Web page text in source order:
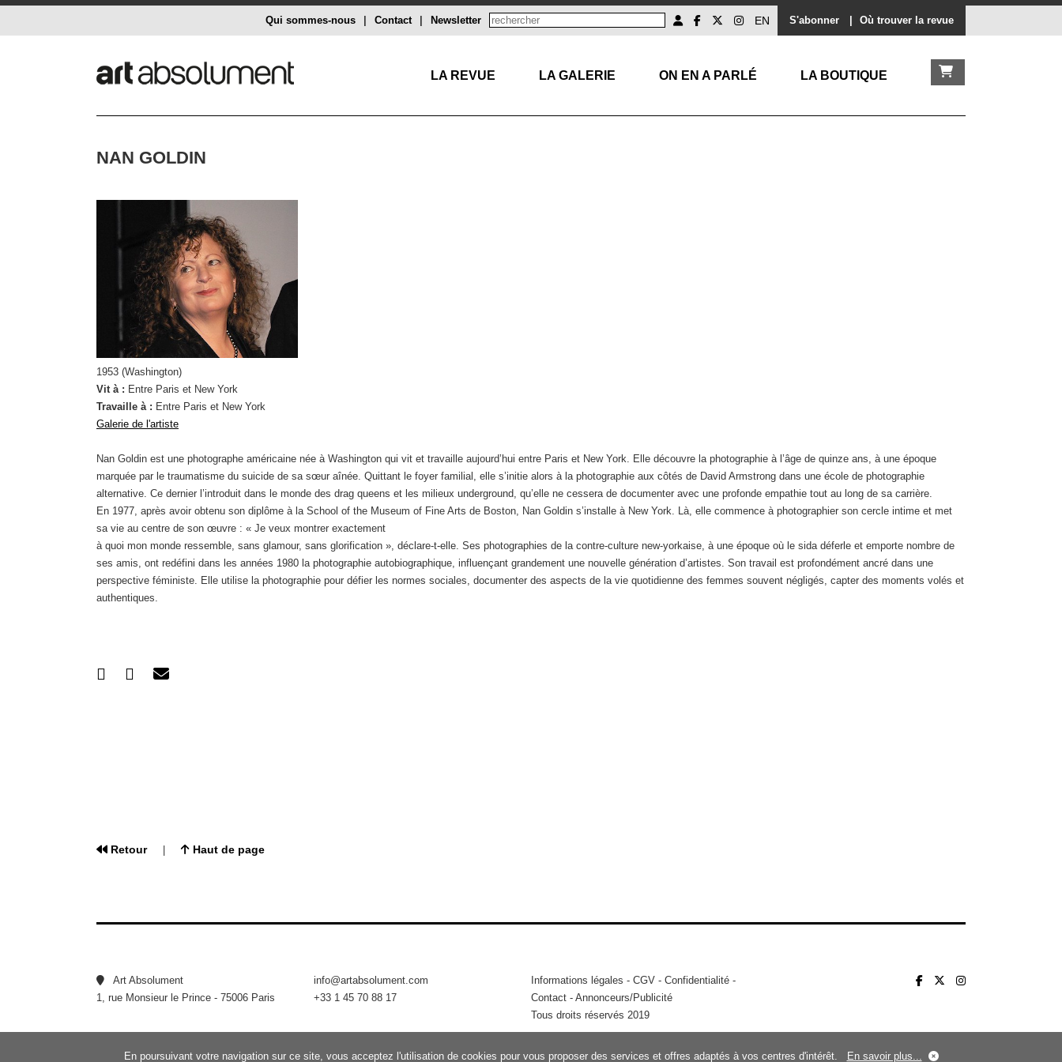
S'abonner Où trouver la revue
EN
Newsletter
Contact
Qui sommes-nous
LA REVUE LA GALERIE ON EN A PARLÉ LA BOUTIQUE
NAN GOLDIN
1953 (Washington)
Vit à : Entre Paris et New York
Travaille à : Entre Paris et New York
Galerie de l'artiste
Nan Goldin est une photographe américaine née à Washington qui vit et travaille aujourd’hui entre Paris et New York. Elle découvre la photographie à l’âge de quinze ans, à une époque
marquée par le traumatisme du suicide de sa sœur aînée. Quittant le foyer familial, elle s’initie alors à la photographie aux côtés de David Armstrong dans une école de photographie
alternative. Ce dernier l’introduit dans le monde des drag queens et les milieux underground, qu’elle ne cessera de documenter avec une profonde empathie tout au long de sa carrière.
En 1977, après avoir obtenu son diplôme à la School of the Museum of Fine Arts de Boston, Nan Goldin s’installe à New York. Là, elle commence à photographier son cercle intime et met
sa vie au centre de son œuvre : « Je veux montrer exactement
à quoi mon monde ressemble, sans glamour, sans glorification », déclare-t-elle. Ses photographies de la contre-culture new-yorkaise, à une époque où le sida déferle et emporte nombre de
ses amis, ont redéfini dans les années 1980 la photographie autobiographique, influençant grandement une nouvelle génération d’artistes. Son travail est profondément ancré dans une
perspective féministe. Elle utilise la photographie pour défier les normes sociales, documenter des aspects de la vie quotidienne des femmes souvent négligés, capter des moments volés et
authentiques.
Retour| Haut de page
Art Absolument
1, rue Monsieur le Prince - 75006 Paris
info@artabsolument.com
+33 1 45 70 88 17
Informations légales - CGV - Confidentialité -
Contact - Annonceurs/Publicité
Tous droits réservés 2019
En poursuivant votre navigation sur ce site, vous acceptez l'utilisation de cookies pour vous proposer des services et offres adaptés à vos centres d'intérêt. En savoir plus...